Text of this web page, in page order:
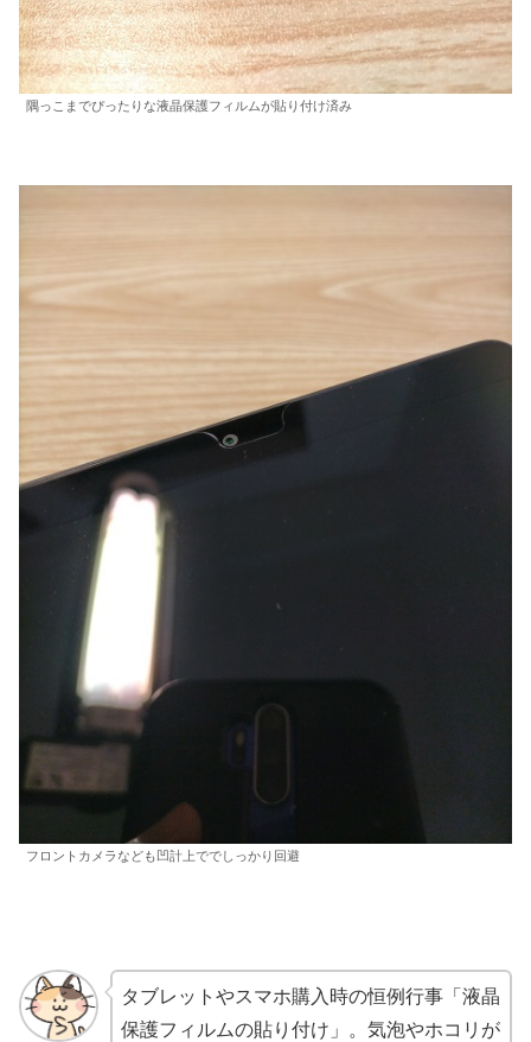
隅っこまでぴったりな液晶保護フィルムが貼り付け済み
フロントカメラなども凹計上ででしっかり回避
タブレットやスマホ購入時の恒例行事「液晶
保護フィルムの貼り付け」。気泡やホコリが